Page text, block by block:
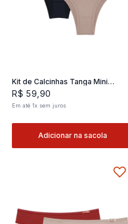
Kit de Calcinhas Tanga Mini
Classic 02- 2 und
R$ 59 90
Em até1x sem juros
Adicionar na sacola